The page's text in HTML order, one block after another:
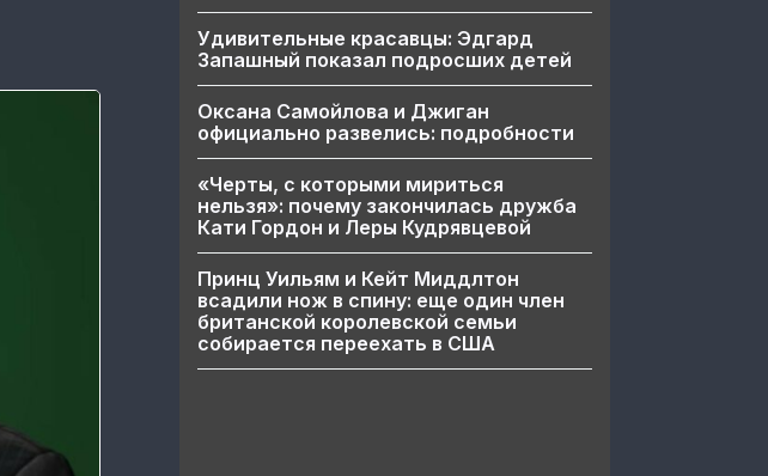
Удивительные красавцы: Эдгард
Запашный показал подросших детей
Оксана Самойлова и Джиган
официально развелись: подробности
«Черты, с которыми мириться
нельзя»: почему закончилась дружба
Кати Гордон и Леры Кудрявцевой
Принц Уильям и Кейт Миддлтон
всадили нож в спину: еще один член
британской королевской семьи
собирается переехать в США